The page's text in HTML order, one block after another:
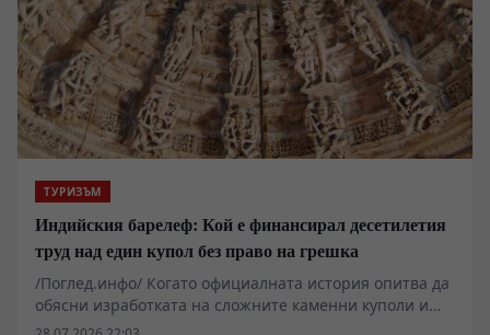
ТУРИЗЪМ
Индийския барелеф: Кой е финансирал десетилетия
труд над един купол без право на грешка
/Поглед.инфо/ Когато официалната история опитва да
обясни изработката на сложните каменни куполи и
тавани в индийските храмови комплекси, тя